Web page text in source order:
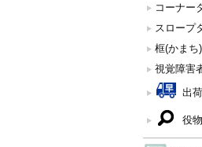
コーナー
スロープ
框(かまち
視覚障害
出
役